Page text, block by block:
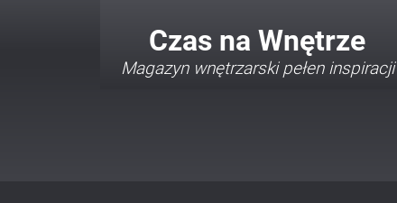
Twój Dom Twój Styl
Porady i inspiracje w najmodniejszych